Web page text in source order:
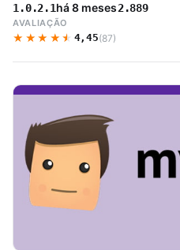
1.0.2.1há 8 meses2.889
AVALIAÇÃO
★★★★★
★★★★★ 4,45(87)